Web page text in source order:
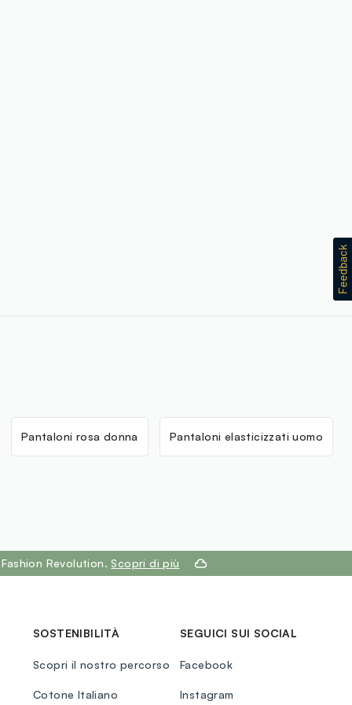
Pantaloni rosa donna Pantaloni elasticizzati uomo
Revolution. Scopri di più
SOSTENIBILITÀ
Scopri il nostro percorso
Cotone Italiano
SEGUICI SUI SOCIAL
Facebook
Instagram